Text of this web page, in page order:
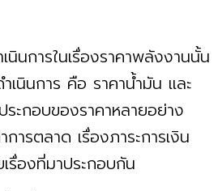
นินการในเรื่องราคาพลังงานนั้น
เนินการ คือ ราคาน้ำมัน และ
ะกอบของราคาหลายอย่าง
ารตลาด เรื่องภาระการเงิน
รื่องที่มาประกอบกัน